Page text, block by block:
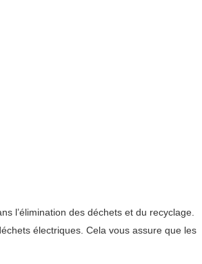
l’élimination des déchets et du recyclage.
électriques. Cela vous assure que les